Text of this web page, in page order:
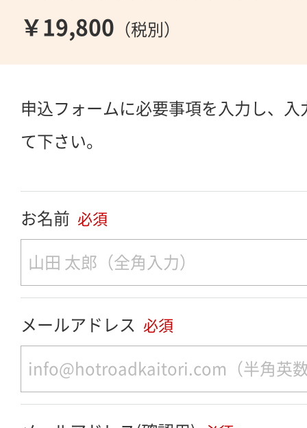
￥19,800 （税別）
申込フォームに必要事項を入力し、
て下さい。
お名前 必須
メールアドレス 必須